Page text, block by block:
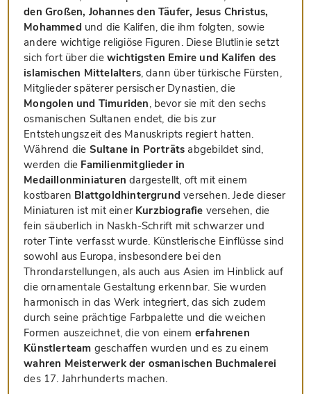
den Großen, Johannes den Täufer, Jesus Christus,
Mohammed und die Kalifen, die ihm folgten, sowie
andere wichtige religiöse Figuren. Diese Blutlinie setzt
sich fort über die wichtigsten Emire und Kalifen des
islamischen Mittelalters, dann über türkische Fürsten,
Mitglieder späterer persischer Dynastien, die
Mongolen und Timuriden, bevor sie mit den sechs
osmanischen Sultanen endet, die bis zur
Entstehungszeit des Manuskripts regiert hatten.
Während die Sultane in Porträts abgebildet sind,
werden die Familienmitglieder in
Medaillonminiaturen dargestellt, oft mit einem
kostbaren Blattgoldhintergrund versehen. Jede dieser
Miniaturen ist mit einer Kurzbiografie versehen, die
fein säuberlich in Naskh-Schrift mit schwarzer und
roter Tinte verfasst wurde. Künstlerische Einflüsse sind
sowohl aus Europa, insbesondere bei den
Throndarstellungen, als auch aus Asien im Hinblick auf
die ornamentale Gestaltung erkennbar. Sie wurden
harmonisch in das Werk integriert, das sich zudem
durch seine prächtige Farbpalette und die weichen
Formen auszeichnet, die von einem erfahrenen
Künstlerteam geschaffen wurden und es zu einem
wahren Meisterwerk der osmanischen Buchmalerei
des 17. Jahrhunderts machen.